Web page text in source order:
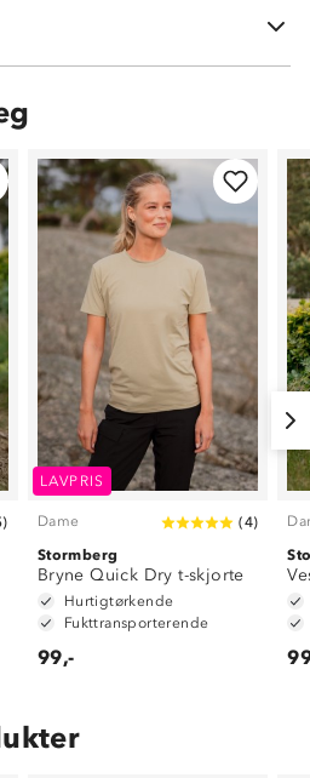
)
LAVPRIS
Dame (4)
Stormberg
Bryne Quick Dry t-skjorte
Hurtigtørkende
Fukttransporterende
99,-